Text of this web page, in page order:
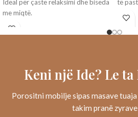
Ideal për çaste relaksimi dhe biseda
me miqtë.
të
Keni një Ide? Le ta
Porositni mobilje sipas masave
takim pranë